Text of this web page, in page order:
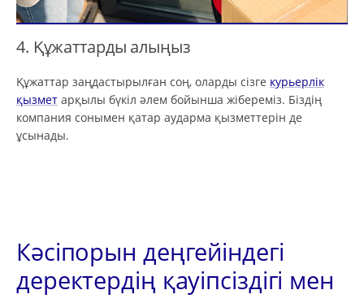
4. Құжаттарды алыңыз
Құжаттар заңдастырылған соң, оларды сізге курьерлік
қызмет арқылы бүкіл әлем бойынша жібереміз. Біздің
компания сонымен қатар аударма қызметтерін де
ұсынады.
Кәсіпорын деңгейіндегі
деректердің қауіпсіздігі мен